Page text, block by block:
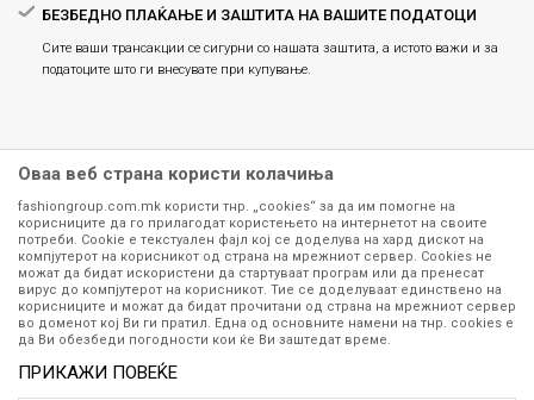
БЕЗБЕДНО ПЛАЌАЊЕ И ЗАШТИТА НА ВАШИТЕ ПОДАТОЦИ
Сите ваши трансакции се сигурни со нашата заштита, а истото важи и за
податоците што ги внесувате при купување.
Сите информации околу производите кои се изложени на нашата
онлајн продавница се стремиме да бидат конкретни, точни и прецизни,
меѓутоа не можеме да гарантираме дека се без ниту една грешка или
пак дека сите производи во моментот се достапни на залиха.
Фотографиите се најверодостојниот приказ на производот. Доколку
Оваа веб страна користи колачиња
fashiongroup.com.mk користи тнр. „cookies“ за да им помогне на
корисниците да го прилагодат користењето на интернетот на своите
потреби. Cookie е текстуален фајл кој се доделува на хард дискот на
компјутерот на корисникот од страна на мрежниот сервер. Cookies не
можат да бидат искористени да стартуваат програм или да пренесат
вирус до компјутерот на корисникот. Тие се доделуваат единствено на
корисниците и можат да бидат прочитани од страна на мрежниот сервер
во доменот кој Ви ги пратил. Една од основните намени на тнр. сookies е
да Ви обезбеди погодности кои ќе Ви заштедат време.
ПРИКАЖИ ПОВЕЌЕ